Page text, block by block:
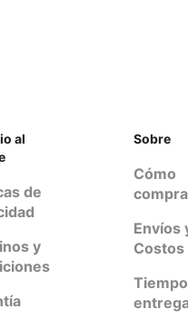
al
de
y
Sobre
Cómo
Envíos
Costos